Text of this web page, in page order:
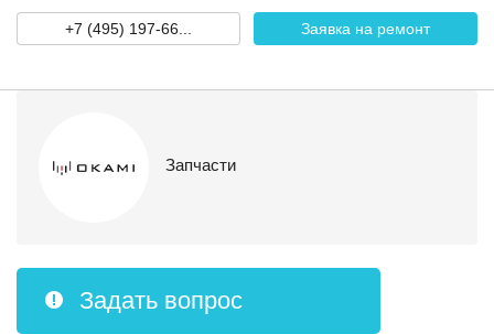
+7 (495) 197-66... Заявка на ремонт
Запчасти
Задать вопрос